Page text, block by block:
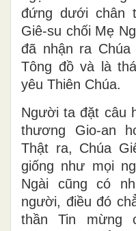
đứng dưới chân
Giê-su chối Mẹ
đã nhận ra
Tông đồ và là
yêu Thiên Chúa.
Người ta đặt câu
thương Gio-an
Thật ra, Chúa
giống như mọi
Ngài cũng có
người, điều đó
thần Tin mừng